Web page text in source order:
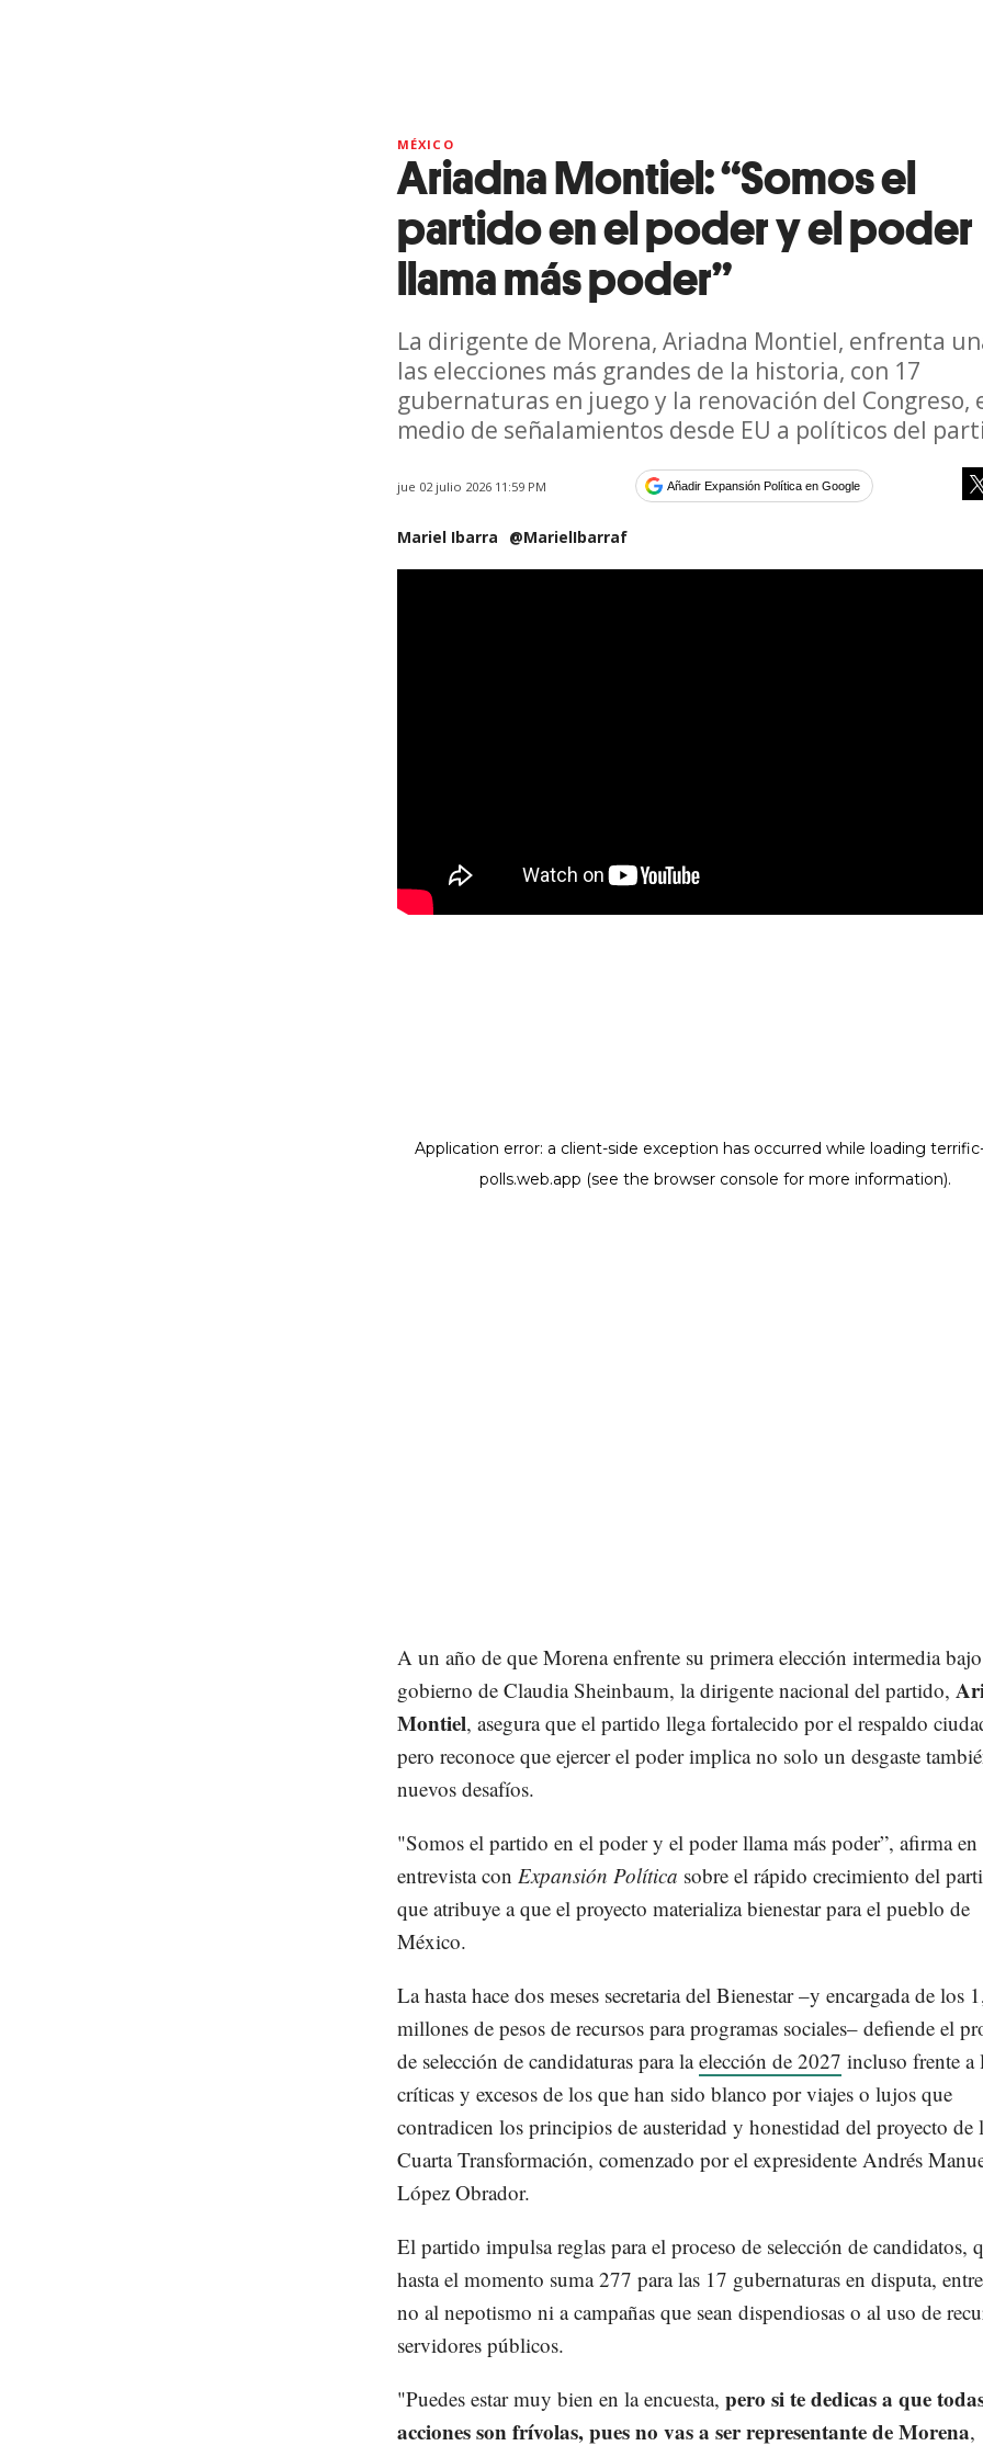
MÉXICO
Ariadna Montiel: “Somos el
partido en el poder y el poder
llama más poder”
La dirigente de Morena, Ariadna Montiel, enfrenta
las elecciones más grandes de la historia, con 17
gubernaturas en juego y la renovación del Congreso,
medio de señalamientos desde EU a políticos del
jue 02 julio 2026 11:59 PM Añadir Expansión Política en Google
Mariel Ibarra @MarielIbarraf
A un año de que Morena enfrente su primera elección intermedia
gobierno de Claudia Sheinbaum, la dirigente nacional del partido,
Montiel, asegura que el partido llega fortalecido por el respaldo
pero reconoce que ejercer el poder implica no solo un desgaste
nuevos desafíos.
"Somos el partido en el poder y el poder llama más poder”, afirma en
entrevista con Expansión Política sobre el rápido crecimiento del
que atribuye a que el proyecto materializa bienestar para el pueblo de
México.
La hasta hace dos meses secretaria del Bienestar –y encargada de los
millones de pesos de recursos para programas sociales– defiende el
de selección de candidaturas para la elección de 2027 incluso frente a
críticas y excesos de los que han sido blanco por viajes o lujos que
contradicen los principios de austeridad y honestidad del proyecto de
Cuarta Transformación, comenzado por el expresidente Andrés
López Obrador.
El partido impulsa reglas para el proceso de selección de candidatos,
hasta el momento suma 277 para las 17 gubernaturas en disputa,
no al nepotismo ni a campañas que sean dispendiosas o al uso de
servidores públicos.
"Puedes estar muy bien en la encuesta, pero si te dedicas a que
acciones son frívolas, pues no vas a ser representante de Morena,